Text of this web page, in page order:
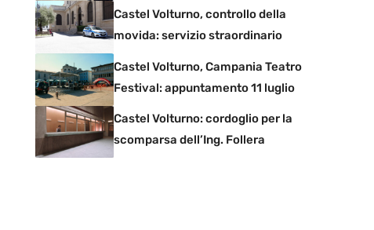
Castel Volturno, controllo della
movida: servizio straordinario
Castel Volturno, Campania Teatro
Festival: appuntamento 11 luglio
Castel Volturno: cordoglio per la
scomparsa dell’Ing. Follera